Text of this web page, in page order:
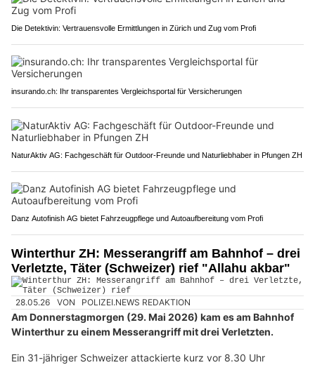
Die Detektivin: Vertrauensvolle Ermittlungen in Zürich und Zug vom Profi
insurando.ch: Ihr transparentes Vergleichsportal für Versicherungen
NaturAktiv AG: Fachgeschäft für Outdoor-Freunde und Naturliebhaber in Pfungen ZH
Danz Autofinish AG bietet Fahrzeugpflege und Autoaufbereitung vom Profi
Winterthur ZH: Messerangriff am Bahnhof – drei
Verletzte, Täter (Schweizer) rief "Allahu akbar"
28.05.26 VON POLIZEI.NEWS REDAKTION
Am Donnerstagmorgen (29. Mai 2026) kam es am Bahnhof
Winterthur zu einem Messerangriff mit drei Verletzten.
Ein 31-jähriger Schweizer attackierte kurz vor 8.30 Uhr